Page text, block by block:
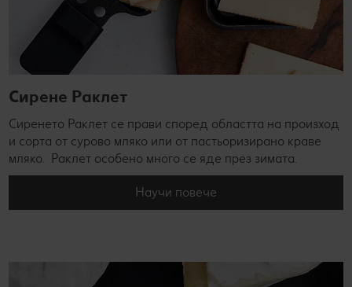
Сирене Раклет
Сиренето Раклет се прави според областта на произход
и сорта от сурово мляко или от пастьоризирано краве
мляко. Раклет особено много се яде през зимата.
Научи повече